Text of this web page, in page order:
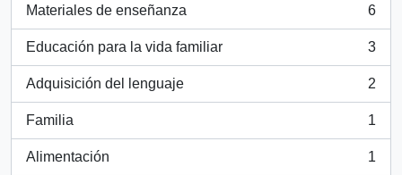
Materiales de enseñanza
, 6 resultados
6
Educación para la vida familiar
, 3 resultados
3
Adquisición del lenguaje
, 2 resultados
2
Familia
, 1 resultados
1
Alimentación
, 1 resultados
1